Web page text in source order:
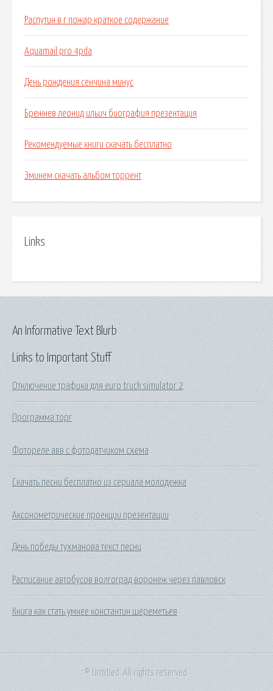
Распутин в г пожар краткое содержание
Aquamail pro 4pda
День рождения сенчина минус
Брежнев леонид ильич биография презентация
Рекомендуемые книги скачать бесплатно
Эминем скачать альбом торрент
Links
Links to Important Stuff
Отключение трафика для euro truck simulator 2
Программа торг
Фотореле авв с фотодатчиком схема
Скачать песни бесплатно из сериала молодежка
Аксонометрические проекции презентации
День победы тухманова текст песни
Расписание автобусов волгоград воронеж через павловск
Книга как стать умнее константин шереметьев
An Informative Text Blurb
© Untitled. All rights reserved.